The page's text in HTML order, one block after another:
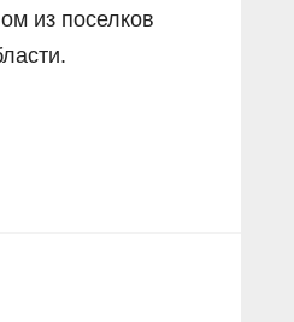
из поселков